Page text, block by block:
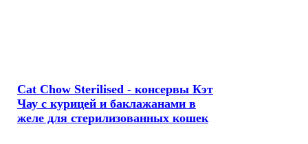
Cat Chow Sterilised - консервы Кэт
Чау с курицей и баклажанами в
желе для стерилизованных кошек